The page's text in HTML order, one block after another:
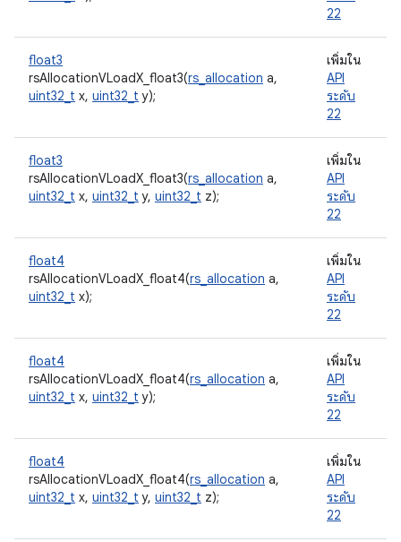
22
float3
rsAllocationVLoadX_float3(rs_allocation a,
uint32_t x, uint32_t y);
เพิ่มใน
API
ระดับ
22
float3
rsAllocationVLoadX_float3(rs_allocation a,
uint32_t x, uint32_t y, uint32_t z);
เพิ่มใน
API
ระดับ
22
float4
rsAllocationVLoadX_float4(rs_allocation a,
uint32_t x);
เพิ่มใน
API
ระดับ
22
float4
rsAllocationVLoadX_float4(rs_allocation a,
uint32_t x, uint32_t y);
เพิ่มใน
API
ระดับ
22
float4
rsAllocationVLoadX_float4(rs_allocation a,
uint32_t x, uint32_t y, uint32_t z);
เพิ่มใน
API
ระดับ
22